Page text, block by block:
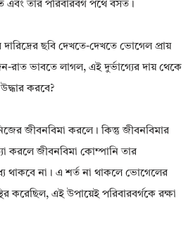
তার পরিবারবর্গ পথে বসত।
দারিদ্রের ছবি দেখতে-দেখতে ভোগেল প্রায়
রাত ভাবতে লাগল, এই দুর্ভাগ্যের দায় থেকে
করবে?
জীবনবিমা করলে। কিন্তু জীবনবিমার
করলে জীবনবিমা কোম্পানি তার
থাকবে না। এ শর্ত না থাকলে ভোগেলের
করেছিল, এই উপায়েই পরিবারবর্গকে রক্ষা